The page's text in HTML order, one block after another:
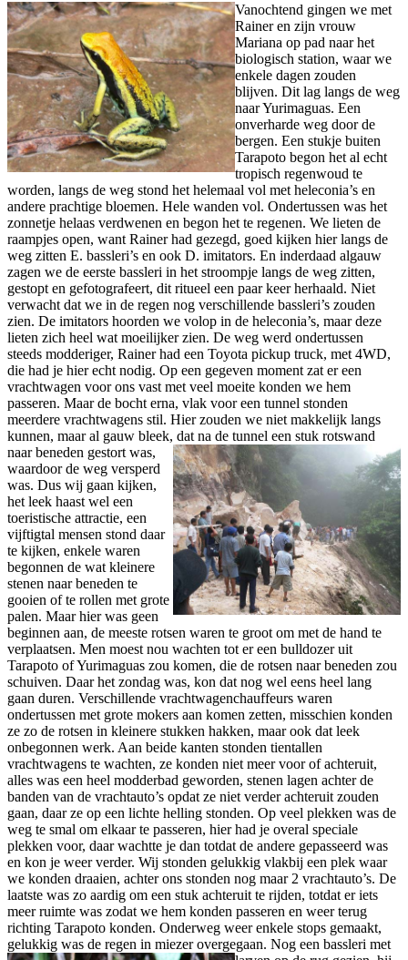
Vanochtend gingen we met
Rainer en zijn vrouw
Mariana op pad naar het
biologisch station, waar we
enkele dagen zouden
blijven. Dit lag langs de weg
naar Yurimaguas. Een
onverharde weg door de
bergen. Een stukje buiten
Tarapoto begon het al echt
tropisch regenwoud te
worden, langs de weg stond het helemaal vol met heleconia’s en
andere prachtige bloemen. Hele wanden vol. Ondertussen was het
zonnetje helaas verdwenen en begon het te regenen. We lieten de
raampjes open, want Rainer had gezegd, goed kijken hier langs de
weg zitten E. bassleri’s en ook D. imitators. En inderdaad algauw
zagen we de eerste bassleri in het stroompje langs de weg zitten,
gestopt en gefotografeert, dit ritueel een paar keer herhaald. Niet
verwacht dat we in de regen nog verschillende bassleri’s zouden
zien. De imitators hoorden we volop in de heleconia’s, maar deze
lieten zich heel wat moeilijker zien. De weg werd ondertussen
steeds modderiger, Rainer had een Toyota pickup truck, met 4WD,
die had je hier echt nodig. Op een gegeven moment zat er een
vrachtwagen voor ons vast met veel moeite konden we hem
passeren. Maar de bocht erna, vlak voor een tunnel stonden
meerdere vrachtwagens stil. Hier zouden we niet makkelijk langs
kunnen, maar al gauw bleek, dat na de tunnel een stuk rotswand
naar beneden gestort was,
waardoor de weg versperd
was. Dus wij gaan kijken,
het leek haast wel een
toeristische attractie, een
vijftigtal mensen stond daar
te kijken, enkele waren
begonnen de wat kleinere
stenen naar beneden te
gooien of te rollen met grote
palen. Maar hier was geen
beginnen aan, de meeste rotsen waren te groot om met de hand te
verplaatsen. Men moest nou wachten tot er een bulldozer uit
Tarapoto of Yurimaguas zou komen, die de rotsen naar beneden zou
schuiven. Daar het zondag was, kon dat nog wel eens heel lang
gaan duren. Verschillende vrachtwagenchauffeurs waren
ondertussen met grote mokers aan komen zetten, misschien konden
ze zo de rotsen in kleinere stukken hakken, maar ook dat leek
onbegonnen werk. Aan beide kanten stonden tientallen
vrachtwagens te wachten, ze konden niet meer voor of achteruit,
alles was een heel modderbad geworden, stenen lagen achter de
banden van de vrachtauto’s opdat ze niet verder achteruit zouden
gaan, daar ze op een lichte helling stonden. Op veel plekken was de
weg te smal om elkaar te passeren, hier had je overal speciale
plekken voor, daar wachtte je dan totdat de andere gepasseerd was
en kon je weer verder. Wij stonden gelukkig vlakbij een plek waar
we konden draaien, achter ons stonden nog maar 2 vrachtauto’s. De
laatste was zo aardig om een stuk achteruit te rijden, totdat er iets
meer ruimte was zodat we hem konden passeren en weer terug
richting Tarapoto konden. Onderweg weer enkele stops gemaakt,
gelukkig was de regen in miezer overgegaan. Nog een bassleri met